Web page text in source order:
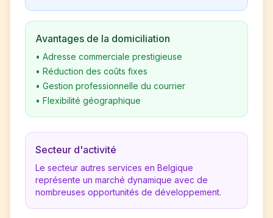
Avantages de la domiciliation
• Adresse commerciale prestigieuse
• Réduction des coûts fixes
• Gestion professionnelle du courrier
• Flexibilité géographique
Secteur d'activité
Le secteur autres services en Belgique
représente un marché dynamique avec de
nombreuses opportunités de développement.